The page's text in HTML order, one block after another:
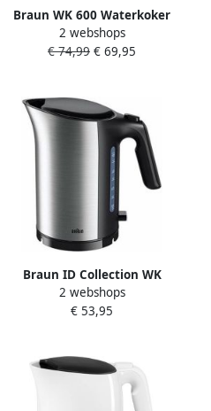
Braun WK 600 Waterkoker
2 webshops
€ 74,99 € 69,95
Braun ID Collection WK
5100 BK Waterkoker Zwart
2 webshops
€ 53,95